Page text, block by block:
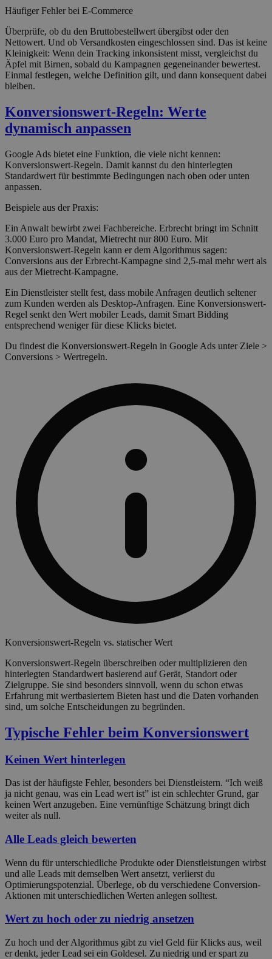
Häufiger Fehler bei E-Commerce
Überprüfe, ob du den Bruttobestellwert übergibst oder den
Nettowert. Und ob Versandkosten eingeschlossen sind. Das ist keine
Kleinigkeit: Wenn dein Tracking inkonsistent misst, vergleichst du
Äpfel mit Birnen, sobald du Kampagnen gegeneinander bewertest.
Einmal festlegen, welche Definition gilt, und dann konsequent dabei
bleiben.
Konversionswert-Regeln: Werte
dynamisch anpassen
Google Ads bietet eine Funktion, die viele nicht kennen:
Konversionswert-Regeln. Damit kannst du den hinterlegten
Standardwert für bestimmte Bedingungen nach oben oder unten
anpassen.
Beispiele aus der Praxis:
Ein Anwalt bewirbt zwei Fachbereiche. Erbrecht bringt im Schnitt
3.000 Euro pro Mandat, Mietrecht nur 800 Euro. Mit
Konversionswert-Regeln kann er dem Algorithmus sagen:
Conversions aus der Erbrecht-Kampagne sind 2,5-mal mehr wert als
aus der Mietrecht-Kampagne.
Ein Dienstleister stellt fest, dass mobile Anfragen deutlich seltener
zum Kunden werden als Desktop-Anfragen. Eine Konversionswert-
Regel senkt den Wert mobiler Leads, damit Smart Bidding
entsprechend weniger für diese Klicks bietet.
Du findest die Konversionswert-Regeln in Google Ads unter Ziele >
Conversions > Wertregeln.
Konversionswert-Regeln vs. statischer Wert
Konversionswert-Regeln überschreiben oder multiplizieren den
hinterlegten Standardwert basierend auf Gerät, Standort oder
Zielgruppe. Sie sind besonders sinnvoll, wenn du schon etwas
Erfahrung mit wertbasiertem Bieten hast und die Daten vorhanden
sind, um solche Entscheidungen zu begründen.
Typische Fehler beim Konversionswert
Keinen Wert hinterlegen
Das ist der häufigste Fehler, besonders bei Dienstleistern. “Ich weiß
ja nicht genau, was ein Lead wert ist” ist ein schlechter Grund, gar
keinen Wert anzugeben. Eine vernünftige Schätzung bringt dich
weiter als null.
Alle Leads gleich bewerten
Wenn du für unterschiedliche Produkte oder Dienstleistungen wirbst
und alle Leads mit demselben Wert ansetzt, verlierst du
Optimierungspotenzial. Überlege, ob du verschiedene Conversion-
Aktionen mit unterschiedlichen Werten anlegen solltest.
Wert zu hoch oder zu niedrig ansetzen
Zu hoch und der Algorithmus gibt zu viel Geld für Klicks aus, weil
er denkt, jeder Lead sei ein Goldesel. Zu niedrig und er spart zu